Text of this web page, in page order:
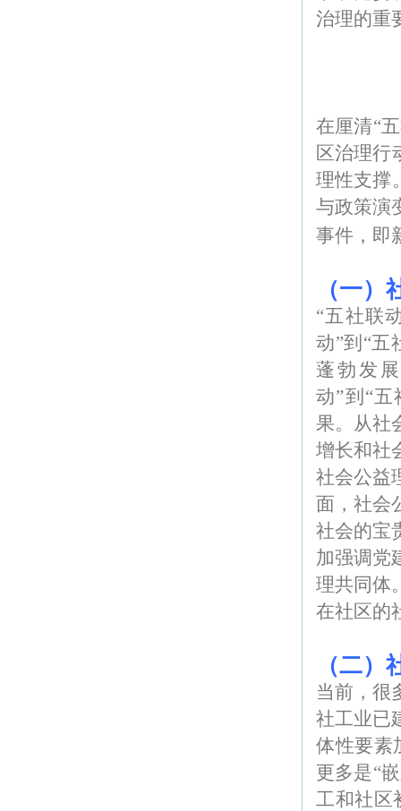
治理的重
在厘清“
区治理行
理性支撑
与政策演
事件，即
（一
“五社联
动”到“五
蓬勃发
动”到“
果。从社
增长和社
社会公益
面，社会
社会的宝
加强调党
理共同体
在社区的
（二
当前，很
社工业已
体性要素
更多是“
工和社区